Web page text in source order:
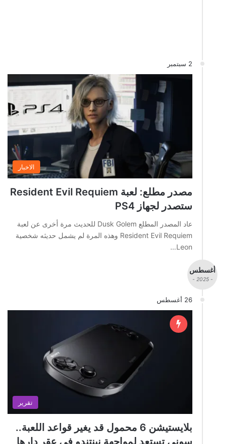
2 سبتمبر
الاخبار
مصدر مطلع: لعبة Resident Evil Requiem
ستصدر لجهاز PS4
عاد المصدر المطلع Dusk Golem للحديث مرة أخرى عن لعبة
Resident Evil Requiem وهذه المرة لم يشمل حديثه شخصية
Leon…
أغسطس
- 2025 -
26 أغسطس
تقرير
بلايستيشن 6 محمول قد يغير قواعد اللعبة..